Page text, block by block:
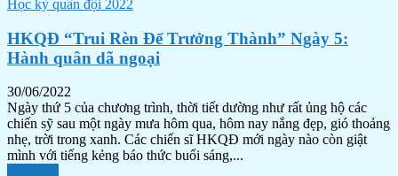
Học kỳ quân đội 2022
HKQĐ “Trui Rèn Để Trưởng Thành” Ngày 5:
Hành quân dã ngoại
30/06/2022
Ngày thứ 5 của chương trình, thời tiết dường như rất ủng hộ các
chiến sỹ sau một ngày mưa hôm qua, hôm nay nắng đẹp, gió thoảng
nhẹ, trời trong xanh. Các chiến sĩ HKQĐ mới ngày nào còn giật
mình với tiếng kẻng báo thức buổi sáng,...